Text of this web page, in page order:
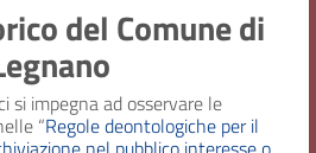
del Comune di
si impegna ad osservare le
“Regole deontologiche per il
1 fascicolo
Uso pubblico